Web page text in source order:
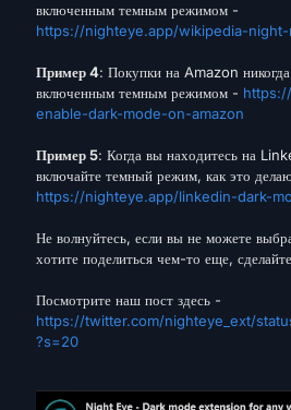
включенным темным режимом -
https://nighteye.app/wikipedia-night-
Пример 4: Покупки на Amazon
включенным темным режимом -
enable-dark-mode-on-amazon
Пример 5: Когда вы находитесь на
включайте темный режим, как это
https://nighteye.app/linkedin-dark-
Не волнуйтесь, если вы не можете
хотите поделиться чем-то еще,
Посмотрите наш пост здесь -
https://twitter.com/nighteye_ext/
?s=20